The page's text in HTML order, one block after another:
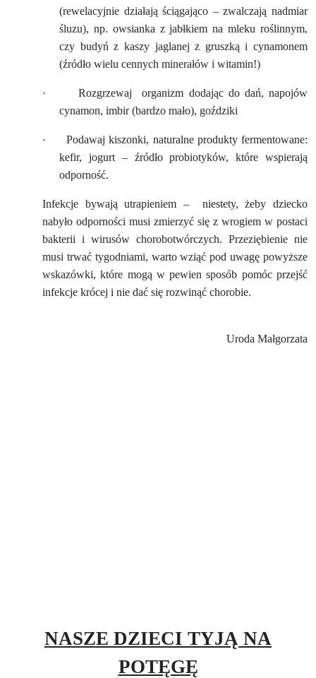
(rewelacyjnie działają ściągająco – zwalczają nadmiar
śluzu), np. owsianka z jabłkiem na mleku roślinnym,
czy budyń z kaszy jaglanej z gruszką i cynamonem
(źródło wielu cennych minerałów i witamin!)
· Rozgrzewaj
organizm dodając do dań, napojów
cynamon, imbir (bardzo mało), goździki
·
Podawaj kiszonki, naturalne produkty fermentowane:
kefir, jogurt – źródło probiotyków, które wspierają
odporność.
Infekcje bywają utrapieniem –
niestety, żeby dziecko
nabyło odporności musi zmierzyć się z wrogiem w postaci
bakterii i wirusów chorobotwórczych. Przeziębienie nie
musi trwać tygodniami, warto wziąć pod uwagę powyższe
wskazówki, które mogą w pewien sposób pomóc przejść
infekcje krócej i nie dać się rozwinąć chorobie.
Uroda Małgorzata
NASZE DZIECI TYJĄ NA
POTĘGĘ